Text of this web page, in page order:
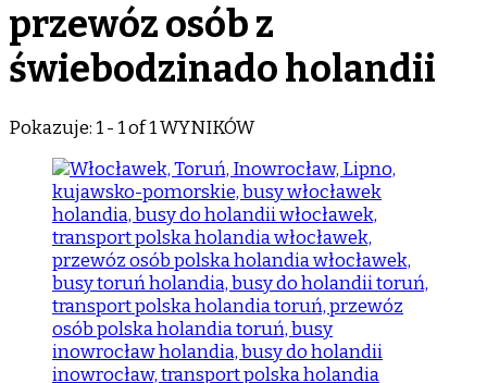
przewóz osób z
świebodzinado holandii
Pokazuje: 1 - 1 of 1 WYNIKÓW